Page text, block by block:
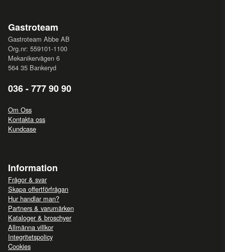
Gastroteam
Gastroteam Abbe AB
Org.nr: 559101-1100
Mekanikervägen 6
564 35 Bankeryd
036 - 777 90 90
Om Oss
Kontakta oss
Kundcase
Information
Frågor & svar
Skapa offertförfrågan
Hur handlar man?
Partners & varumärken
Kataloger & broschyer
Allmänna villkor
Integritetspolicy
Cookies